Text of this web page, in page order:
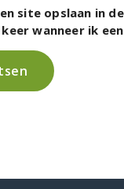
site opslaan in
wanneer ik